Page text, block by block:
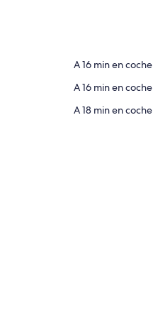
‪A 16 min en coche‬
‪A 16 min en coche‬
‪A 18 min en coche‬